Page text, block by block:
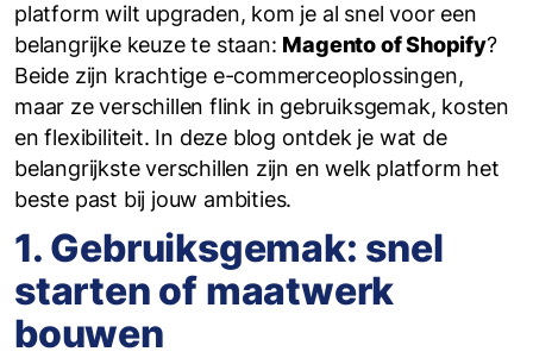
platform wilt upgraden, kom je al snel voor een
belangrijke keuze te staan: Magento of Shopify?
Beide zijn krachtige e-commerceoplossingen,
maar ze verschillen flink in gebruiksgemak, kosten
en flexibiliteit. In deze blog ontdek je wat de
belangrijkste verschillen zijn en welk platform het
beste past bij jouw ambities.
1. Gebruiksgemak: snel
starten of maatwerk
bouwen